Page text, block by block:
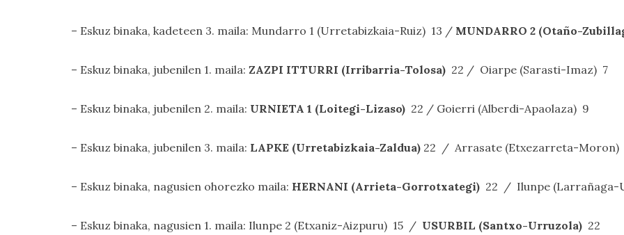
– Eskuz binaka, kadeteen 3. maila: Mundarro 1 (Urretabizkaia-Ruiz) 13 / MUNDARRO 2 (Otaño-
– Eskuz binaka, jubenilen 1. maila: ZAZPI ITTURRI (Irribarria-Tolosa) 22 / Oiarpe (Sarasti-Imaz) 7
– Eskuz binaka, jubenilen 2. maila: URNIETA 1 (Loitegi-Lizaso) 22 / Goierri (Alberdi-Apaolaza) 9
– Eskuz binaka, jubenilen 3. maila: LAPKE (Urretabizkaia-Zaldua) 22 / Arrasate (Etxezarreta-Moron)
– Eskuz binaka, nagusien ohorezko maila: HERNANI (Arrieta-Gorrotxategi) 22 / Ilunpe (Larrañaga-
– Eskuz binaka, nagusien 1. maila: Ilunpe 2 (Etxaniz-Aizpuru) 15 / USURBIL (Santxo-Urruzola) 22